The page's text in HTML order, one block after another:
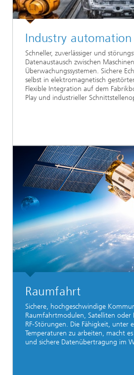
Industry automation
Schneller, zuverlässiger und
Datenaustausch zwischen
Überwachungssystemen. Sichere
selbst in elektromagnetisch
Flexible Integration auf dem
Play und industrieller
Raumfahrt
Sichere, hochgeschwindige
Raumfahrtmodulen, Satelliten oder
RF-Störungen. Die Fähigkeit, unter
Temperaturen zu arbeiten, macht
und sichere Datenübertragung im